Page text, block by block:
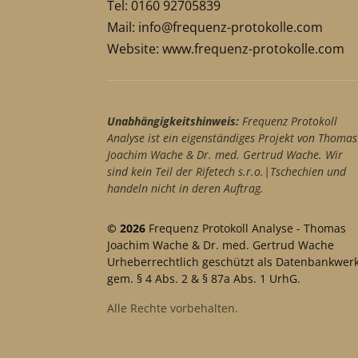
Tel: 0160 92705839
Mail: info@frequenz-protokolle.com
Website:www.frequenz-protokolle.com
Unabhängigkeitshinweis: Frequenz Protokoll
Analyse ist ein eigenständiges Projekt von Thomas
Joachim Wache & Dr. med. Gertrud Wache. Wir
sind kein Teil der Rifetech s.r.o.|Tschechien und
handeln nicht in deren Auftrag.
© 2026 Frequenz Protokoll Analyse - Thomas
Joachim Wache & Dr. med. Gertrud Wache
Urheberrechtlich geschützt als
gem. § 4 Abs. 2 & § 87a Abs. 1 UrhG.
Alle Rechte vorbehalten.